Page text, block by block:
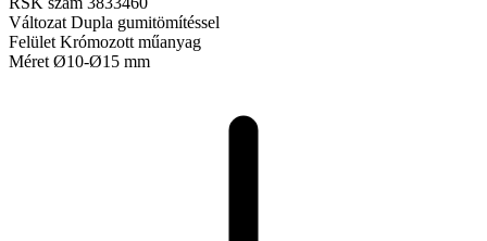
Változat Dupla gumitömítéssel
Felület Krómozott műanyag
Méret Ø10-Ø15 mm